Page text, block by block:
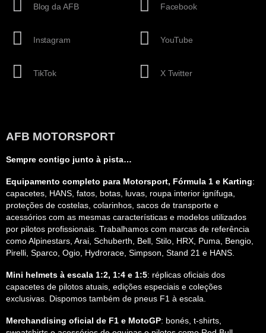
Blog da AFB
Instagram
TikTok
Facebook
YouTube
X Twitter
AFB MOTORSPORT
Sempre contigo junto à pista…
Equipamento completo para Motorsport, Fórmula 1 e Karting:
capacetes, HANS, fatos, botas, luvas, roupa interior ignífuga,
proteções de costelas, colarinhos, sacos de transporte e
acessórios com as mesmas características e modelos utilizados
por pilotos profissionais. Trabalhamos com marcas de referência
como Alpinestars, Arai, Schuberth, Bell, Stilo, HRX, Puma, Bengio,
Pirelli, Sparco, Ogio, Hydrorace, Simpson, Stand 21 e HANS.
Mini helmets à escala 1:2, 1:4 e 1:5: réplicas oficiais dos
capacetes de pilotos atuais, edições especiais e coleções
exclusivas. Dispomos também de pneus F1 à escala.
Merchandising oficial de F1 e MotoGP: bonés, t-shirts,